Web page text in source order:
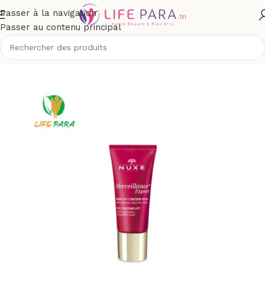
Passer à la navigation
Passer au contenu principal
/Visage/Yeux et lèvres/Soins anti-poches et cernes